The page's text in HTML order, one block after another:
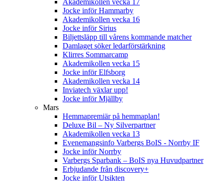
Jocke inför Hammarby
Akademikollen vecka 16
Jocke inför Sirius
Biljettsläpp till vårens kommande matcher
Damlaget söker ledarförstärkning
Klirres Sommarcamp
Akademikollen vecka 15
Jocke inför Elfsborg
Akademikollen vecka 14
Inviatech växlar upp!
Jocke inför Mjällby
Mars
Hemmapremiär på hemmaplan!
Deluxe Bil – Ny Silverpartner
Akademikollen vecka 13
Evenemangsinfo Varbergs BoIS - Norrby IF
Jocke inför Norrby
Varbergs Sparbank – BoIS nya Huvudpartner
Erbjudande från discovery+
Jocke inför Utsikten